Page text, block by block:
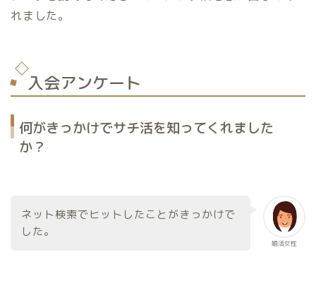
れました。
入会アンケート
何がきっかけでサチ活を知ってくれました
か？
婚活女性
ネット検索でヒットしたことがきっかけで
した。